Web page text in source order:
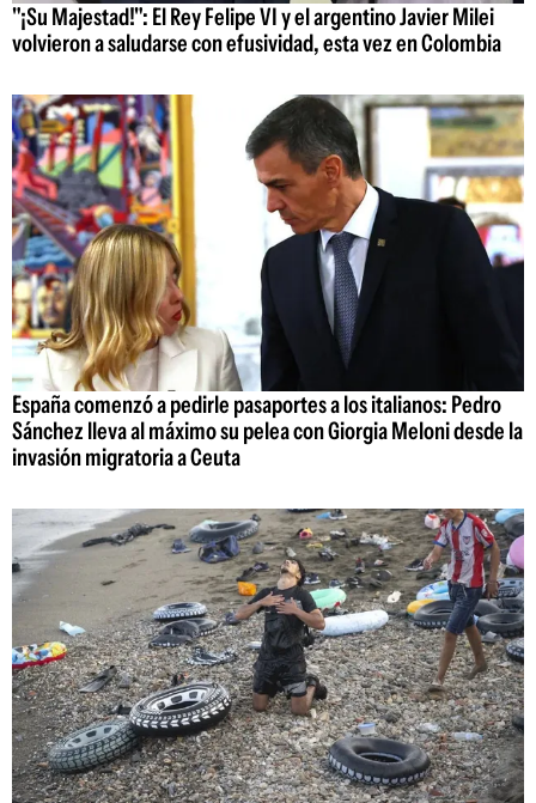
"¡Su Majestad!": El Rey Felipe VI y el argentino Javier Milei
volvieron a saludarse con efusividad, esta vez en Colombia
España comenzó a pedirle pasaportes a los italianos: Pedro
Sánchez lleva al máximo su pelea con Giorgia Meloni desde la
invasión migratoria a Ceuta